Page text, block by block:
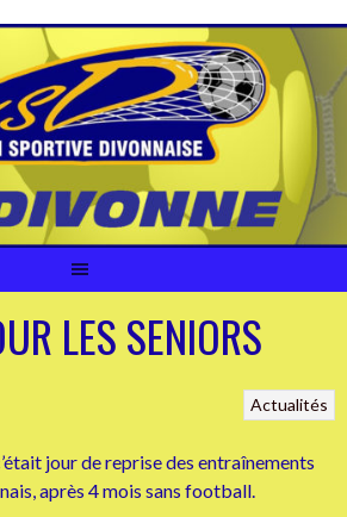
LES SENIORS
Actualités
jour de reprise des entraînements
après 4 mois sans football.